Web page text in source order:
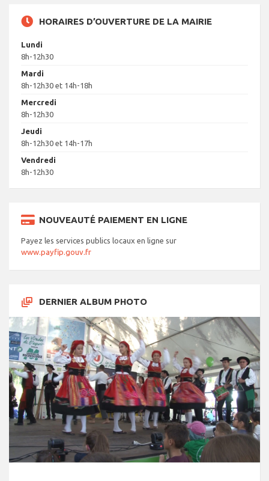
HORAIRES D’OUVERTURE DE LA MAIRIE
Lundi
8h-12h30
Mardi
8h-12h30 et 14h-18h
Mercredi
8h-12h30
Jeudi
8h-12h30 et 14h-17h
Vendredi
8h-12h30
NOUVEAUTÉ PAIEMENT EN LIGNE
Payez les services publics locaux en ligne sur
www.payfip.gouv.fr
DERNIER ALBUM PHOTO